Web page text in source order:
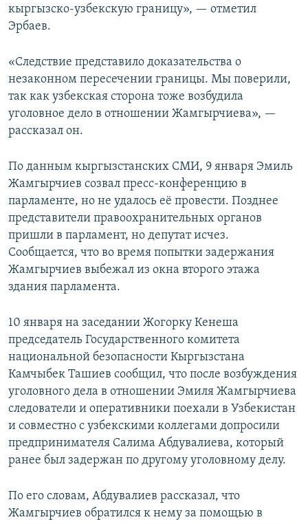
кыргызско-узбекскую границу», — отметил
Эрбаев.
«Следствие представило доказательства о
незаконном пересечении границы. Мы поверили,
так как узбекская сторона тоже возбудила
уголовное дело в отношении Жамгырчиева», —
рассказал он.
По данным кыргызстанских СМИ, 9 января Эмиль
Жамгырчиев созвал пресс-конференцию в
парламенте, но не удалось её провести. Позднее
представители правоохранительных органов
пришли в парламент, но депутат исчез.
Сообщается, что во время попытки задержания
Жамгырчиев выбежал из окна второго этажа
здания парламента.
10 января на заседании Жогорку Кенеша
председатель Государственного комитета
национальной безопасности Кыргызстана
Камчыбек Ташиев сообщил, что после возбуждения
уголовного дела в отношении Эмиля Жамгырчиева
следователи и оперативники поехали в Узбекистан
и совместно с узбекскими коллегами допросили
предпринимателя Салима Абдувалиева, который
ранее был задержан по другому уголовному делу.
По его словам, Абдувалиев рассказал, что
Жамгырчиев обратился к нему за помощью в